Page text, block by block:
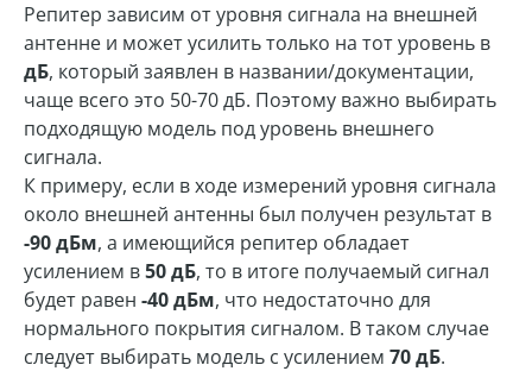
Репитер зависим от уровня сигнала на внешней
антенне и может усилить только на тот уровень в
дБ, который заявлен в названии/документации,
чаще всего это 50-70 дБ. Поэтому важно выбирать
подходящую модель под уровень внешнего
сигнала.
К примеру, если в ходе измерений уровня сигнала
около внешней антенны был получен результат в
-90 дБм, а имеющийся репитер обладает
усилением в50 дБ, то в итоге получаемый сигнал
будет равен -40 дБм, что недостаточно для
нормального покрытия сигналом. В таком случае
следует выбирать модель с усилением 70 дБ.